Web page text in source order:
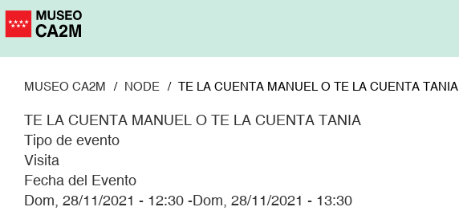
Pasar
MUSEO CA2M NODE TE LA CUENTA MANUEL O TE LA CUENTA TANIA
TE LA CUENTA MANUEL O TE LA CUENTA TANIA
Tipo de evento
Visita
Fecha del Evento
Dom, 28/11/2021 - 12:30 -Dom, 28/11/2021 - 13:30